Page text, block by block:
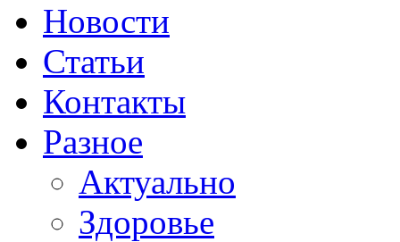
Новости
Статьи
Контакты
Разное
Актуально
Здоровье